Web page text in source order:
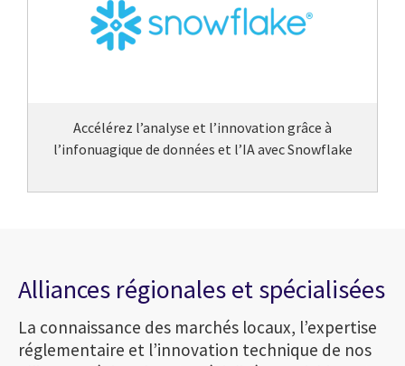
Accélérez l’analyse et l’innovation grâce à
l’infonuagique de données et l’IA avec Snowflake
Alliances régionales et spécialisées
La connaissance des marchés locaux, l’expertise
réglementaire et l’innovation technique de nos